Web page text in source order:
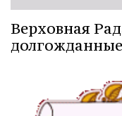
Верховная